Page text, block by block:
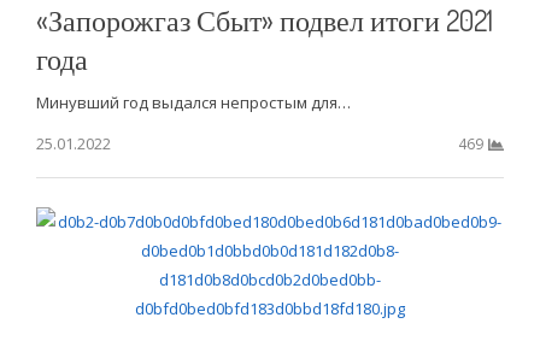
«Запорожгаз Сбыт» подвел итоги 2021
года
Минувший год выдался непростым для…
25.01.2022
469